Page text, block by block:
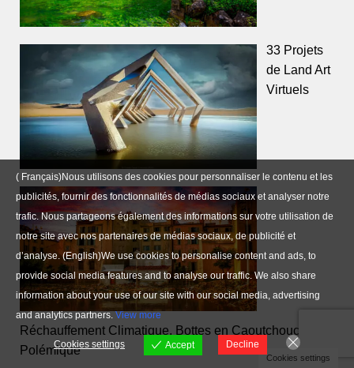
33 Projets
de Land Art
Virtuels
Réchauffement Climatique, Bottes en Caoutchouc et
Polémique
( Français)Nous utilisons des cookies pour personnaliser le contenu et les
publicités, fournir des fonctionnalités de médias sociaux et analyser notre
trafic. Nous partageons également des informations sur votre utilisation de
notre site avec nos partenaires de médias sociaux, de publicité et
d’analyse. (English)We use cookies to personalise content and ads, to
provide social media features and to analyse our traffic. We also share
information about your use of our site with our social media, advertising
and analytics partners. View more
Cookies settings Accept Decline
Cookies settings